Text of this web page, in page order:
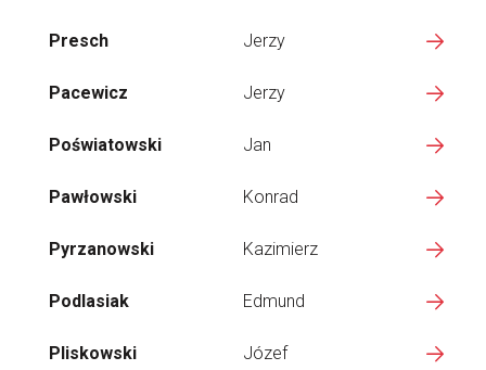
Presch Jerzy
Pacewicz Jerzy
Poświatowski Jan
Pawłowski Konrad
Pyrzanowski Kazimierz
Podlasiak Edmund
Pliskowski Józef